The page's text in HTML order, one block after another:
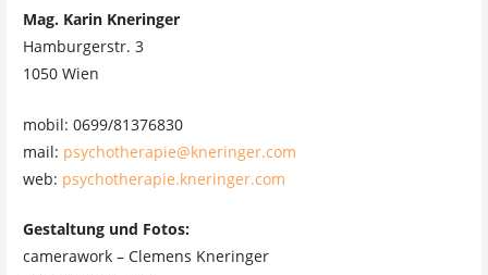
Mag. Karin Kneringer
Hamburgerstr. 3
1050 Wien
mobil: 0699/81376830
mail: psychotherapie@kneringer.com
web: psychotherapie.kneringer.com
Gestaltung und Fotos:
camerawork – Clemens Kneringer